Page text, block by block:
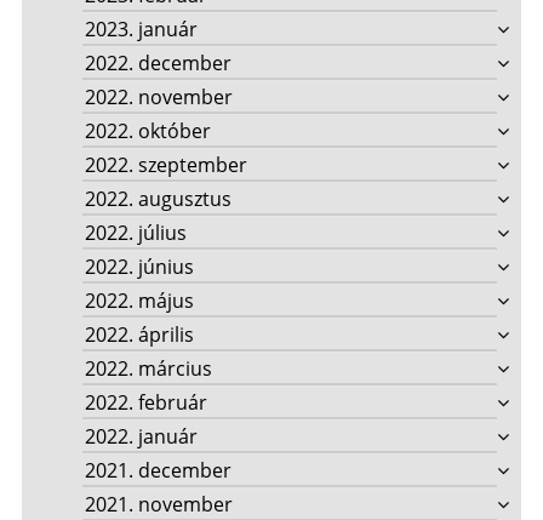
2023. január
2022. december
2022. november
2022. október
2022. szeptember
2022. augusztus
2022. július
2022. június
2022. május
2022. április
2022. március
2022. február
2022. január
2021. december
2021. november